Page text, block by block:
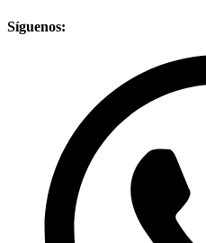
Síguenos: